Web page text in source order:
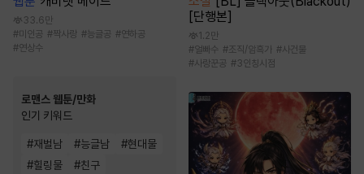
33.6만
#미인공 #짝사랑 #능글공 #연하공
#연상수
로맨스 웹툰/만화
인기 키워드
#재벌남 #능글남 #현대물
#힐링물 #친구
[단행본]
1.2만
#얼빠수 #조직/암흑가 #사건물
#사랑꾼공 #3인칭시점